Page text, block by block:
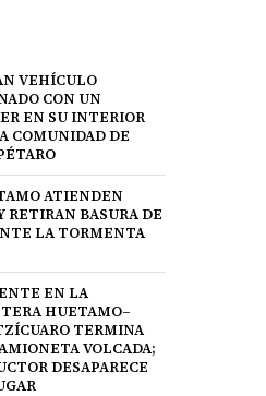
VEHÍCULO
CON UN
EN SU INTERIOR
COMUNIDAD DE
ATIENDEN
RETIRAN BASURA DE
LA TORMENTA
EN LA
HUETAMO–
TERMINA
VOLCADA;
DESAPARECE